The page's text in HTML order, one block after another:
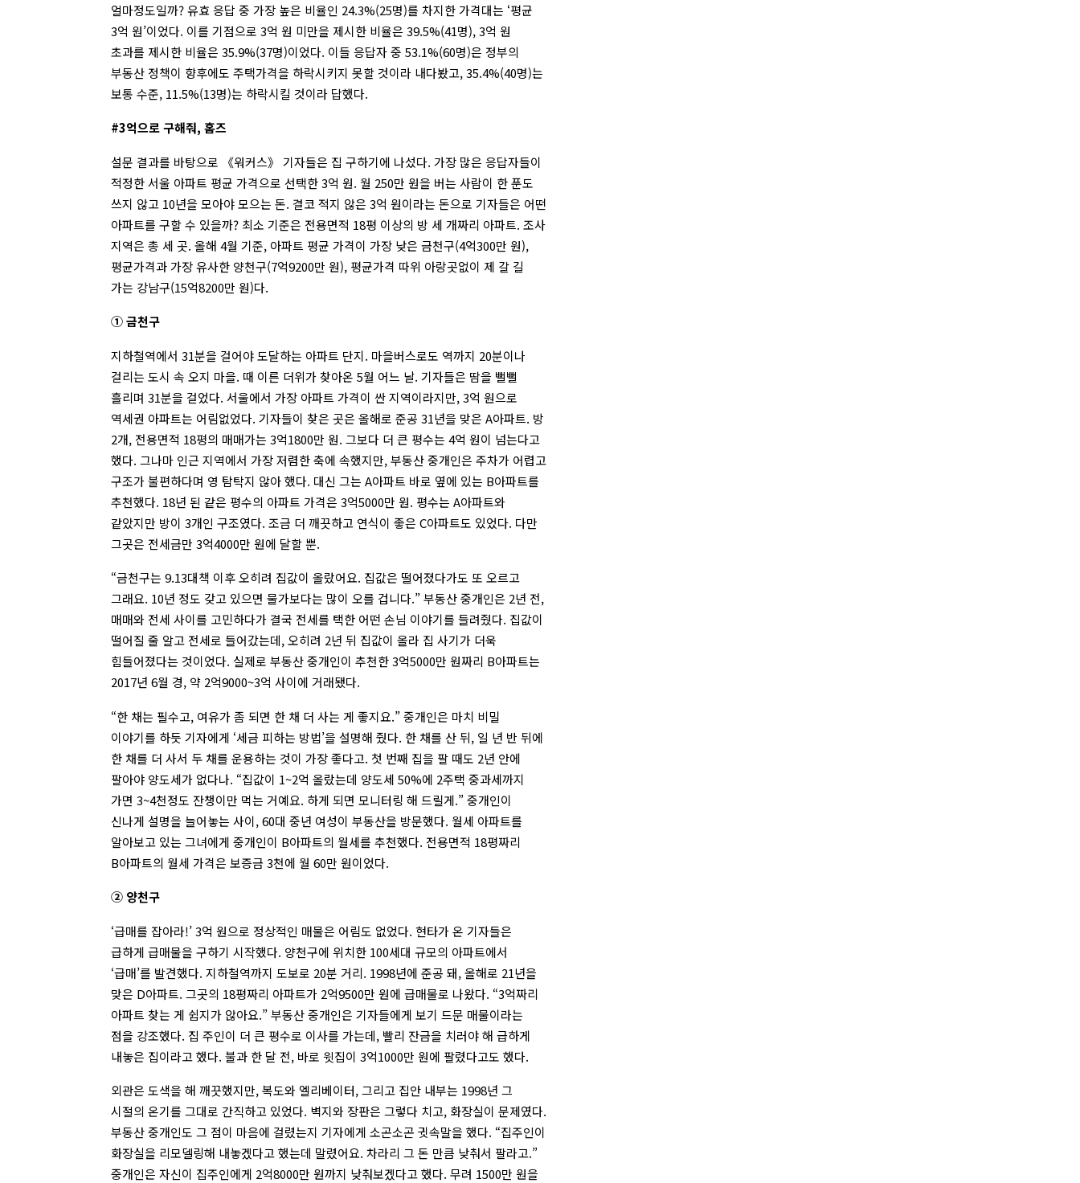
얼마정도일까? 유효 응답 중 가장 높은 비율인 24.3%(25명)를 차지한 가격대는 ‘평균
3억 원’이었다. 이를 기점으로 3억 원 미만을 제시한 비율은 39.5%(41명), 3억 원
초과를 제시한 비율은 35.9%(37명)이었다. 이들 응답자 중 53.1%(60명)은 정부의
부동산 정책이 향후에도 주택가격을 하락시키지 못할 것이라 내다봤고, 35.4%(40명)는
보통 수준, 11.5%(13명)는 하락시킬 것이라 답했다.
#3억으로 구해줘, 홈즈
설문 결과를 바탕으로 《워커스》 기자들은 집 구하기에 나섰다. 가장 많은 응답자들이
적정한 서울 아파트 평균 가격으로 선택한 3억 원. 월 250만 원을 버는 사람이 한 푼도
쓰지 않고 10년을 모아야 모으는 돈. 결코 적지 않은 3억 원이라는 돈으로 기자들은 어떤
아파트를 구할 수 있을까? 최소 기준은 전용면적 18평 이상의 방 세 개짜리 아파트. 조사
지역은 총 세 곳. 올해 4월 기준, 아파트 평균 가격이 가장 낮은 금천구(4억300만 원),
평균가격과 가장 유사한 양천구(7억9200만 원), 평균가격 따위 아랑곳없이 제 갈 길
가는 강남구(15억8200만 원)다.
① 금천구
지하철역에서 31분을 걸어야 도달하는 아파트 단지. 마을버스로도 역까지 20분이나
걸리는 도시 속 오지 마을. 때 이른 더위가 찾아온 5월 어느 날. 기자들은 땀을 뻘뻘
흘리며 31분을 걸었다. 서울에서 가장 아파트 가격이 싼 지역이라지만, 3억 원으로
역세권 아파트는 어림없었다. 기자들이 찾은 곳은 올해로 준공 31년을 맞은 A아파트. 방
2개, 전용면적 18평의 매매가는 3억1800만 원. 그보다 더 큰 평수는 4억 원이 넘는다고
했다. 그나마 인근 지역에서 가장 저렴한 축에 속했지만, 부동산 중개인은 주차가 어렵고
구조가 불편하다며 영 탐탁지 않아 했다. 대신 그는 A아파트 바로 옆에 있는 B아파트를
추천했다. 18년 된 같은 평수의 아파트 가격은 3억5000만 원. 평수는 A아파트와
같았지만 방이 3개인 구조였다. 조금 더 깨끗하고 연식이 좋은 C아파트도 있었다. 다만
그곳은 전세금만 3억4000만 원에 달할 뿐.
“금천구는 9.13대책 이후 오히려 집값이 올랐어요. 집값은 떨어졌다가도 또 오르고
그래요. 10년 정도 갖고 있으면 물가보다는 많이 오를 겁니다.” 부동산 중개인은 2년 전,
매매와 전세 사이를 고민하다가 결국 전세를 택한 어떤 손님 이야기를 들려줬다. 집값이
떨어질 줄 알고 전세로 들어갔는데, 오히려 2년 뒤 집값이 올라 집 사기가 더욱
힘들어졌다는 것이었다. 실제로 부동산 중개인이 추천한 3억5000만 원짜리 B아파트는
2017년 6월 경, 약 2억9000~3억 사이에 거래됐다.
“한 채는 필수고, 여유가 좀 되면 한 채 더 사는 게 좋지요.” 중개인은 마치 비밀
이야기를 하듯 기자에게 ‘세금 피하는 방법’을 설명해 줬다. 한 채를 산 뒤, 일 년 반 뒤에
한 채를 더 사서 두 채를 운용하는 것이 가장 좋다고. 첫 번째 집을 팔 때도 2년 안에
팔아야 양도세가 없다나. “집값이 1~2억 올랐는데 양도세 50%에 2주택 중과세까지
가면 3~4천정도 잔챙이만 먹는 거예요. 하게 되면 모니터링 해 드릴게.” 중개인이
신나게 설명을 늘어놓는 사이, 60대 중년 여성이 부동산을 방문했다. 월세 아파트를
알아보고 있는 그녀에게 중개인이 B아파트의 월세를 추천했다. 전용면적 18평짜리
B아파트의 월세 가격은 보증금 3천에 월 60만 원이었다.
② 양천구
‘급매를 잡아라!’ 3억 원으로 정상적인 매물은 어림도 없었다. 현타가 온 기자들은
급하게 급매물을 구하기 시작했다. 양천구에 위치한 100세대 규모의 아파트에서
‘급매’를 발견했다. 지하철역까지 도보로 20분 거리. 1998년에 준공 돼, 올해로 21년을
맞은 D아파트. 그곳의 18평짜리 아파트가 2억9500만 원에 급매물로 나왔다. “3억짜리
아파트 찾는 게 쉽지가 않아요.” 부동산 중개인은 기자들에게 보기 드문 매물이라는
점을 강조했다. 집 주인이 더 큰 평수로 이사를 가는데, 빨리 잔금을 치러야 해 급하게
내놓은 집이라고 했다. 불과 한 달 전, 바로 윗집이 3억1000만 원에 팔렸다고도 했다.
외관은 도색을 해 깨끗했지만, 복도와 엘리베이터, 그리고 집안 내부는 1998년 그
시절의 온기를 그대로 간직하고 있었다. 벽지와 장판은 그렇다 치고, 화장실이 문제였다.
부동산 중개인도 그 점이 마음에 걸렸는지 기자에게 소곤소곤 귓속말을 했다. “집주인이
화장실을 리모델링해 내놓겠다고 했는데 말렸어요. 차라리 그 돈 만큼 낮춰서 팔라고.”
중개인은 자신이 집주인에게 2억8000만 원까지 낮춰보겠다고 했다. 무려 1500만 원을